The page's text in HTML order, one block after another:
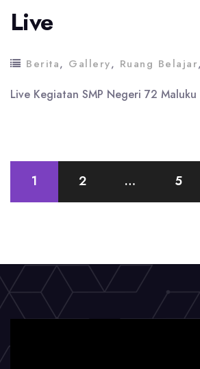
Live
Berita, Gallery, Ruang Belajar,
Live Kegiatan SMP Negeri 72 Maluku
Paginasi
pos
1 2 … 5